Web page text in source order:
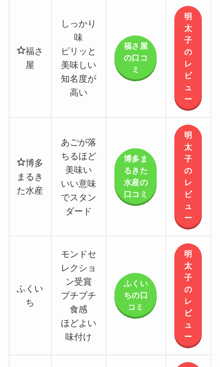
福さ
屋
しっかり
味
ピリッと
美味しい
知名度が
高い
福さ屋
の口コ
ミ
明
太
子
の
レ
ビ
ュ
ー
博多
まるき
た水産
あごが落
ちるほど
美味い
いい意味
でスタン
ダード
博多ま
るきた
水産の
口コミ
明
太
子
の
レ
ビ
ュ
ー
ふくい
ち
モンドセ
レクショ
ン受賞
プチプチ
食感
ほどよい
味付け
ふくい
ちの口
コミ
明
太
子
の
レ
ビ
ュ
ー